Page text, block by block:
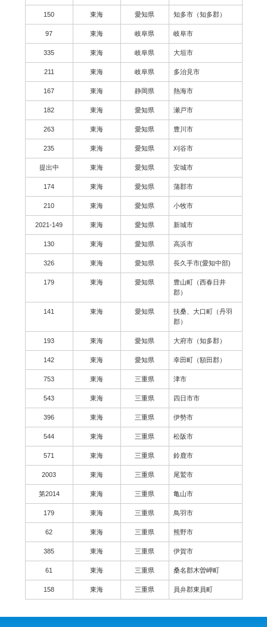
150 東海 愛知県 知多市（知多郡）
97 東海 岐阜県 岐阜市
335 東海 岐阜県 大垣市
211 東海 岐阜県 多治見市
167 東海 静岡県 熱海市
182 東海 愛知県 瀬戸市
263 東海 愛知県 豊川市
235 東海 愛知県 刈谷市
提出中 東海 愛知県 安城市
174 東海 愛知県 蒲郡市
210 東海 愛知県 小牧市
2021-149 東海 愛知県 新城市
130 東海 愛知県 高浜市
326 東海 愛知県 長久手市(愛知中部)
179 東海 愛知県
豊山町（西春日井
郡）
141 東海 愛知県
扶桑、大口町（丹羽
郡）
193 東海 愛知県 大府市（知多郡）
142 東海 愛知県 幸田町（額田郡）
753 東海 三重県 津市
543 東海 三重県 四日市市
396 東海 三重県 伊勢市
544 東海 三重県 松阪市
571 東海 三重県 鈴鹿市
2003 東海 三重県 尾鷲市
第2014 東海 三重県 亀山市
179 東海 三重県 鳥羽市
62 東海 三重県 熊野市
385 東海 三重県 伊賀市
61 東海 三重県 桑名郡木曽岬町
158 東海 三重県 員弁郡東員町